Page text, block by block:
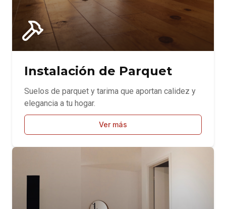
Instalación de Parquet
Suelos de parquet y tarima que aportan calidez y
elegancia a tu hogar.
Ver más